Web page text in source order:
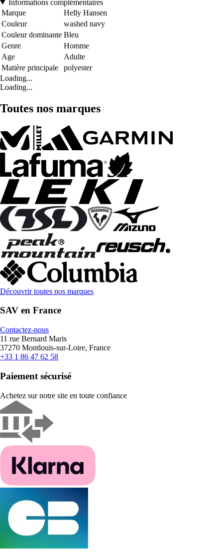
Informations complémentaires
Marque
Helly Hansen
Couleur
washed navy
Couleur dominante Bleu
Genre
Homme
Age
Adulte
Matière principale
polyester
Loading...
Loading...
Toutes nos marques
Découvrir toutes nos marques
SAV en France
Contactez-nous
11 rue Bernard Maris
37270 Montlouis-sur-Loire, France
+33 1 86 47 62 58
Paiement sécurisé
Achetez sur notre site en toute confiance